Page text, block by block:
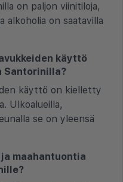
on paljon viinitiloja,
alkoholia on saatavilla
käyttö
Santorinilla?
käyttö on kielletty
Ulkoalueilla,
se on yleensä
maahantuontia